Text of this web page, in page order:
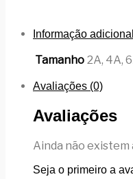
Informação adicional
Tamanho 2A, 4A,
Avaliações (0)
Avaliações
Ainda não existem
Seja o primeiro a